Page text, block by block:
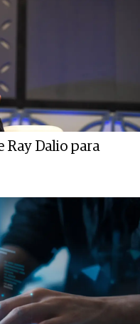
Ray Dalio para